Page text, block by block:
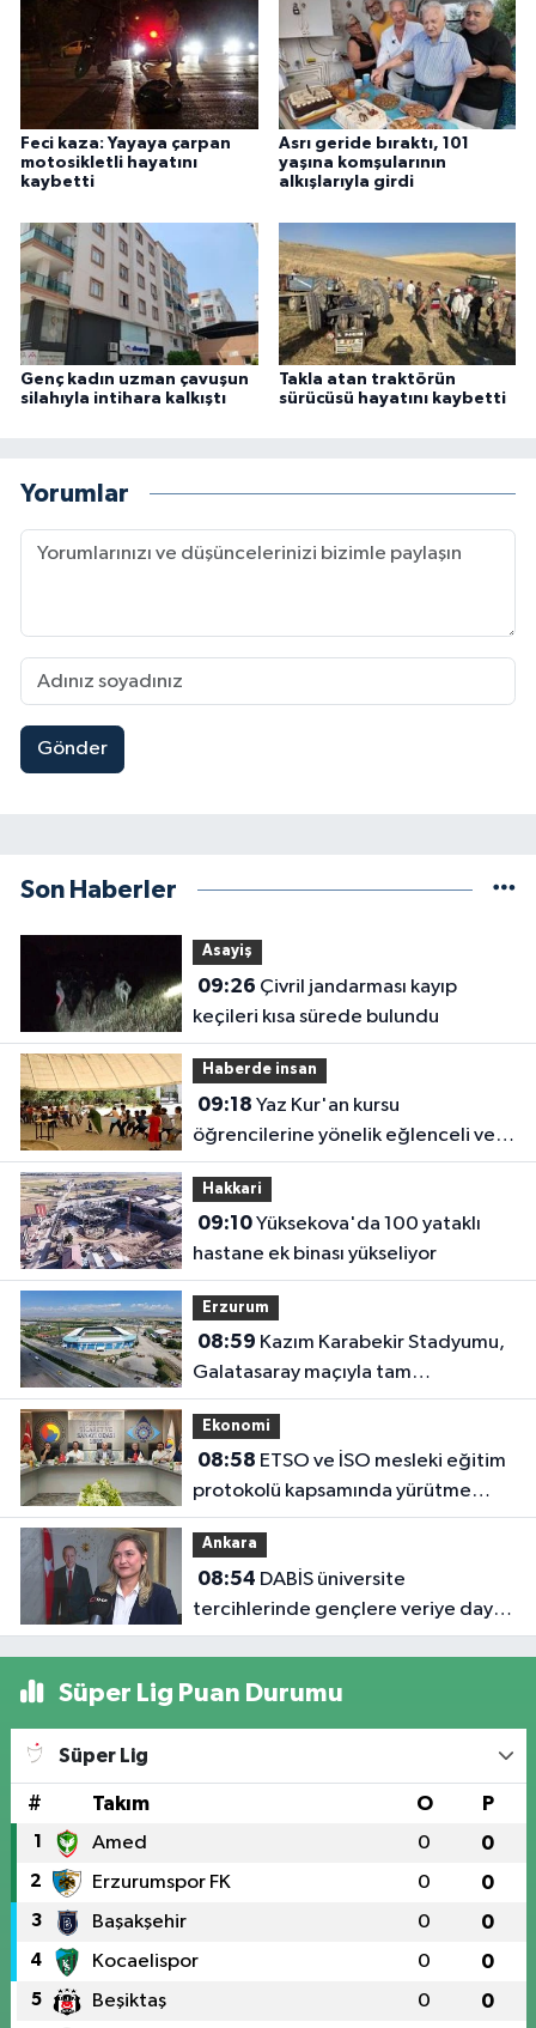
Feci kaza: Yayaya çarpan
motosikletli hayatını
kaybetti
Asrı geride bıraktı, 101
yaşına komşularının
alkışlarıyla girdi
Genç kadın uzman çavuşun
silahıyla intihara kalkıştı
Takla atan traktörün
sürücüsü hayatını kaybetti
Yorumlar
Gönder
Son Haberler
Asayiş
09:26
keçileri kısa sürede bulundu
Haberde insan
09:18
öğrencilerine yönelik eğlenceli ve
eğitici etkinlik
Hakkari
09:10Yüksekova'da 100 yataklı
hastane ek binası yükseliyor
Erzurum
08:59
Galatasaray maçıyla tam
kapasiteyle kapılarını açacak
Ekonomi
08:58
protokolü kapsamında yürütme
kurulu toplandı
Ankara
08:54
tercihlerinde gençlere veriye dayalı
rehberlik sunuyor
Süper Lig Puan Durumu
Süper Lig
# Takım O P
1 Amed 0 0
2 Erzurumspor FK 0 0
3 Başakşehir 0 0
4 Kocaelispor 0 0
5 Beşiktaş 0 0